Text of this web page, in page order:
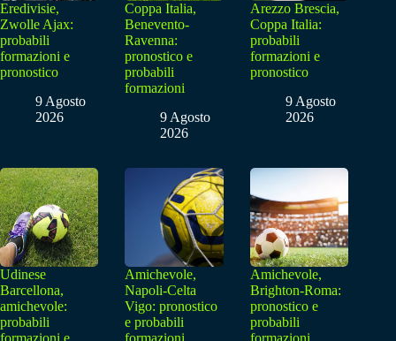
Eredivisie,
Zwolle Ajax:
probabili
formazioni e
pronostico
9 Agosto
2026
Coppa Italia,
Benevento-
Ravenna:
pronostico e
probabili
formazioni
9 Agosto
2026
Arezzo Brescia,
Coppa Italia:
probabili
formazioni e
pronostico
9 Agosto
2026
Udinese
Barcellona,
amichevole:
probabili
formazioni e
Amichevole,
Napoli-Celta
Vigo: pronostico
e probabili
formazioni
Amichevole,
Brighton-Roma:
pronostico e
probabili
formazioni